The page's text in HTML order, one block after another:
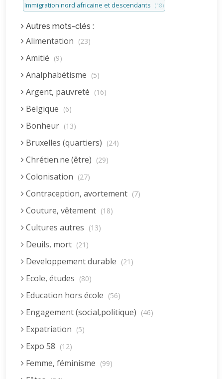
Immigration nord africaine et descendants (18)
Autres mots-clés :
Alimentation (23)
Amitié (9)
Analphabétisme (5)
Argent, pauvreté (16)
Belgique (6)
Bonheur (13)
Bruxelles (quartiers) (24)
Chrétien.ne (être) (29)
Colonisation (27)
Contraception, avortement (7)
Couture, vêtement (18)
Cultures autres (13)
Deuils, mort (21)
Developpement durable (21)
Ecole, études (80)
Education hors école (56)
Engagement (social,politique) (46)
Expatriation (5)
Expo 58 (12)
Femme, féminisme (99)